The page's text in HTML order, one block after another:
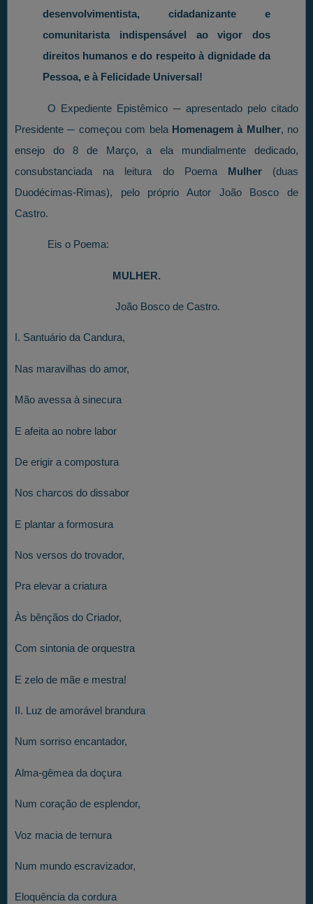
desenvolvimentista, cidadanizante e
comunitarista indispensável ao vigor dos
direitos humanos e do respeito à dignidade da
Pessoa, e à Felicidade Universal!
O Expediente Epistêmico ─ apresentado pelo citado
Presidente ─ começou com bela Homenagem à Mulher, no
ensejo do 8 de Março, a ela mundialmente dedicado,
consubstanciada na leitura do Poema Mulher (duas
Duodécimas-Rimas), pelo próprio Autor João Bosco de
Castro.
Eis o Poema:
MULHER.
João Bosco de Castro.
I. Santuário da Candura,
Nas maravilhas do amor,
Mão avessa à sinecura
E afeita ao nobre labor
De erigir a compostura
Nos charcos do dissabor
E plantar a formosura
Nos versos do trovador,
Pra elevar a criatura
Às bênçãos do Criador,
Com sintonia de orquestra
E zelo de mãe e mestra!
II. Luz de amorável brandura
Num sorriso encantador,
Alma-gêmea da doçura
Num coração de esplendor,
Voz macia de ternura
Num mundo escravizador,
Eloquência da cordura